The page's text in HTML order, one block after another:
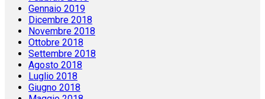
Marzo 2019
Febbraio 2019
Gennaio 2019
Dicembre 2018
Novembre 2018
Ottobre 2018
Settembre 2018
Agosto 2018
Luglio 2018